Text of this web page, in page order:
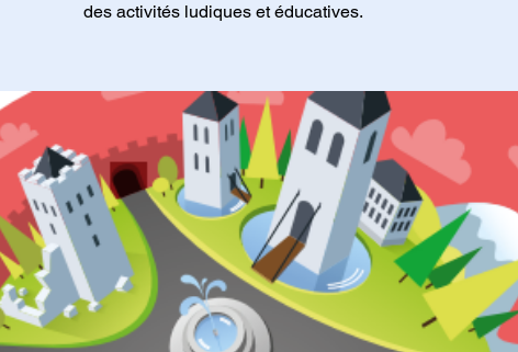
des activités ludiques et éducatives.